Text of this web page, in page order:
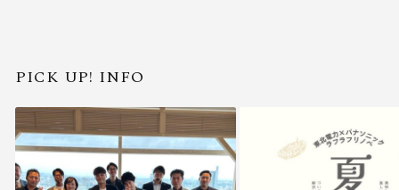
PICK UP! INFO